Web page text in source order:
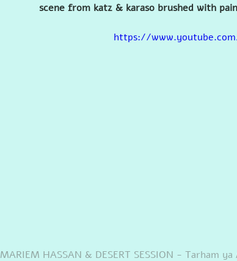
scene from katz & karaso brushed with
https://
MARIEM HASSAN & DESERT SESSION - Tarham ya